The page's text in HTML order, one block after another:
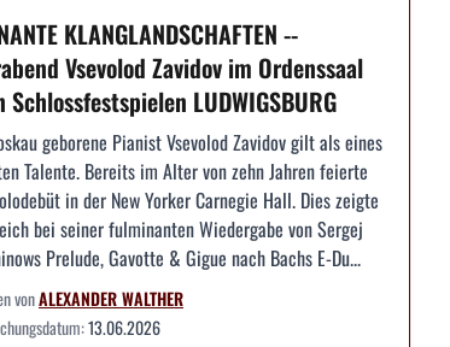
KLANGLANDSCHAFTEN --
Vsevolod Zavidov im Ordenssaal
Schlossfestspielen LUDWIGSBURG
geborene Pianist Vsevolod Zavidov gilt als eines
Talente. Bereits im Alter von zehn Jahren feierte
in der New Yorker Carnegie Hall. Dies zeigte
bei seiner fulminanten Wiedergabe von Sergej
Prelude, Gavotte & Gigue nach Bachs E-Du...
vonALEXANDER WALTHER
13.06.2026